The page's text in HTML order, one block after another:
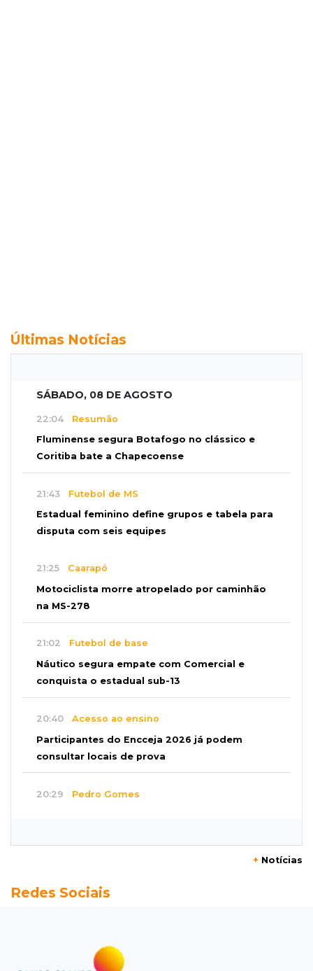
Últimas Notícias
SÁBADO, 08 DE AGOSTO
22:04 Resumão
Fluminense segura Botafogo no clássico e
Coritiba bate a Chapecoense
21:43 Futebol de MS
Estadual feminino define grupos e tabela para
disputa com seis equipes
21:25 Caarapó
Motociclista morre atropelado por caminhão
na MS-278
21:02 Futebol de base
Náutico segura empate com Comercial e
conquista o estadual sub-13
20:40 Acesso ao ensino
Participantes do Encceja 2026 já podem
consultar locais de prova
20:29 Pedro Gomes
Pantanal treina em Goiânia antes de jogo que
Campeonato Brasileiro
Remo busca empate com Atlético-MG e segue
+ Notícias
Redes Sociais